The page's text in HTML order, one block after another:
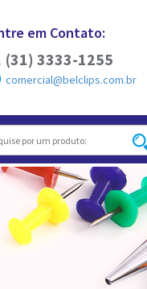
em Contato:
(31) 3333-1255
comercial@belclips.com.br